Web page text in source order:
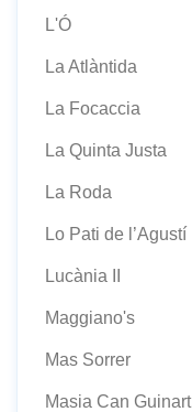
L'Ó
La Atlàntida
La Focaccia
La Quinta Justa
La Roda
Lo Pati de l’Agustí
Lucània II
Maggiano's
Mas Sorrer
Masia Can Guinart